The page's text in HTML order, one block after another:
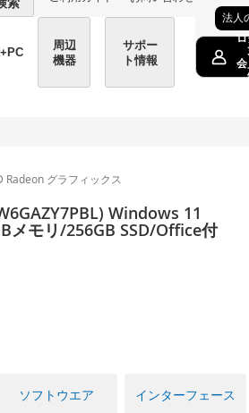
法人
周辺
機器
サポー
ト情報
グラフィックス
Windows 11
メモリ/256GB SSD/Office付
ソフトウエア インターフェース